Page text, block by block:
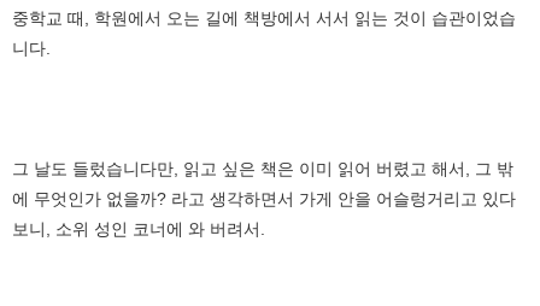
중학교 때, 학원에서 오는 길에 책방에서 서서 읽는 것이 습관이었습
니다.
그 날도 들렀습니다만, 읽고 싶은 책은 이미 읽어 버렸고 해서, 그 밖
에 무엇인가 없을까? 라고 생각하면서 가게 안을 어슬렁거리고 있다
보니, 소위 성인 코너에 와 버려서.